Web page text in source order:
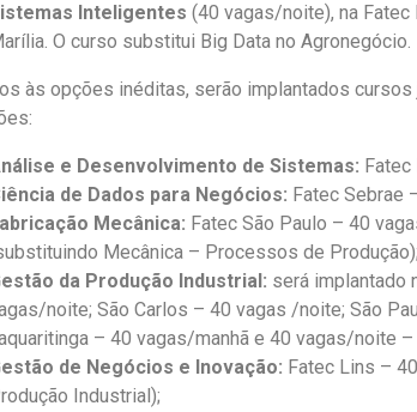
Inteligentes (40 vagas/noite), na Fatec
O curso substitui Big Data no Agronegócio.
às opções inéditas, serão implantados
e Desenvolvimento de Sistemas:
de Dados para Negócios: Fatec Sebrae
Mecânica: Fatec São Paulo – 40
Mecânica – Processos de Produção);
da Produção Industrial: será implantado
noite; São Carlos – 40 vagas /noite; São
– 40 vagas/manhã e 40 vagas/noite
de Negócios e Inovação: Fatec Lins –
Industrial);